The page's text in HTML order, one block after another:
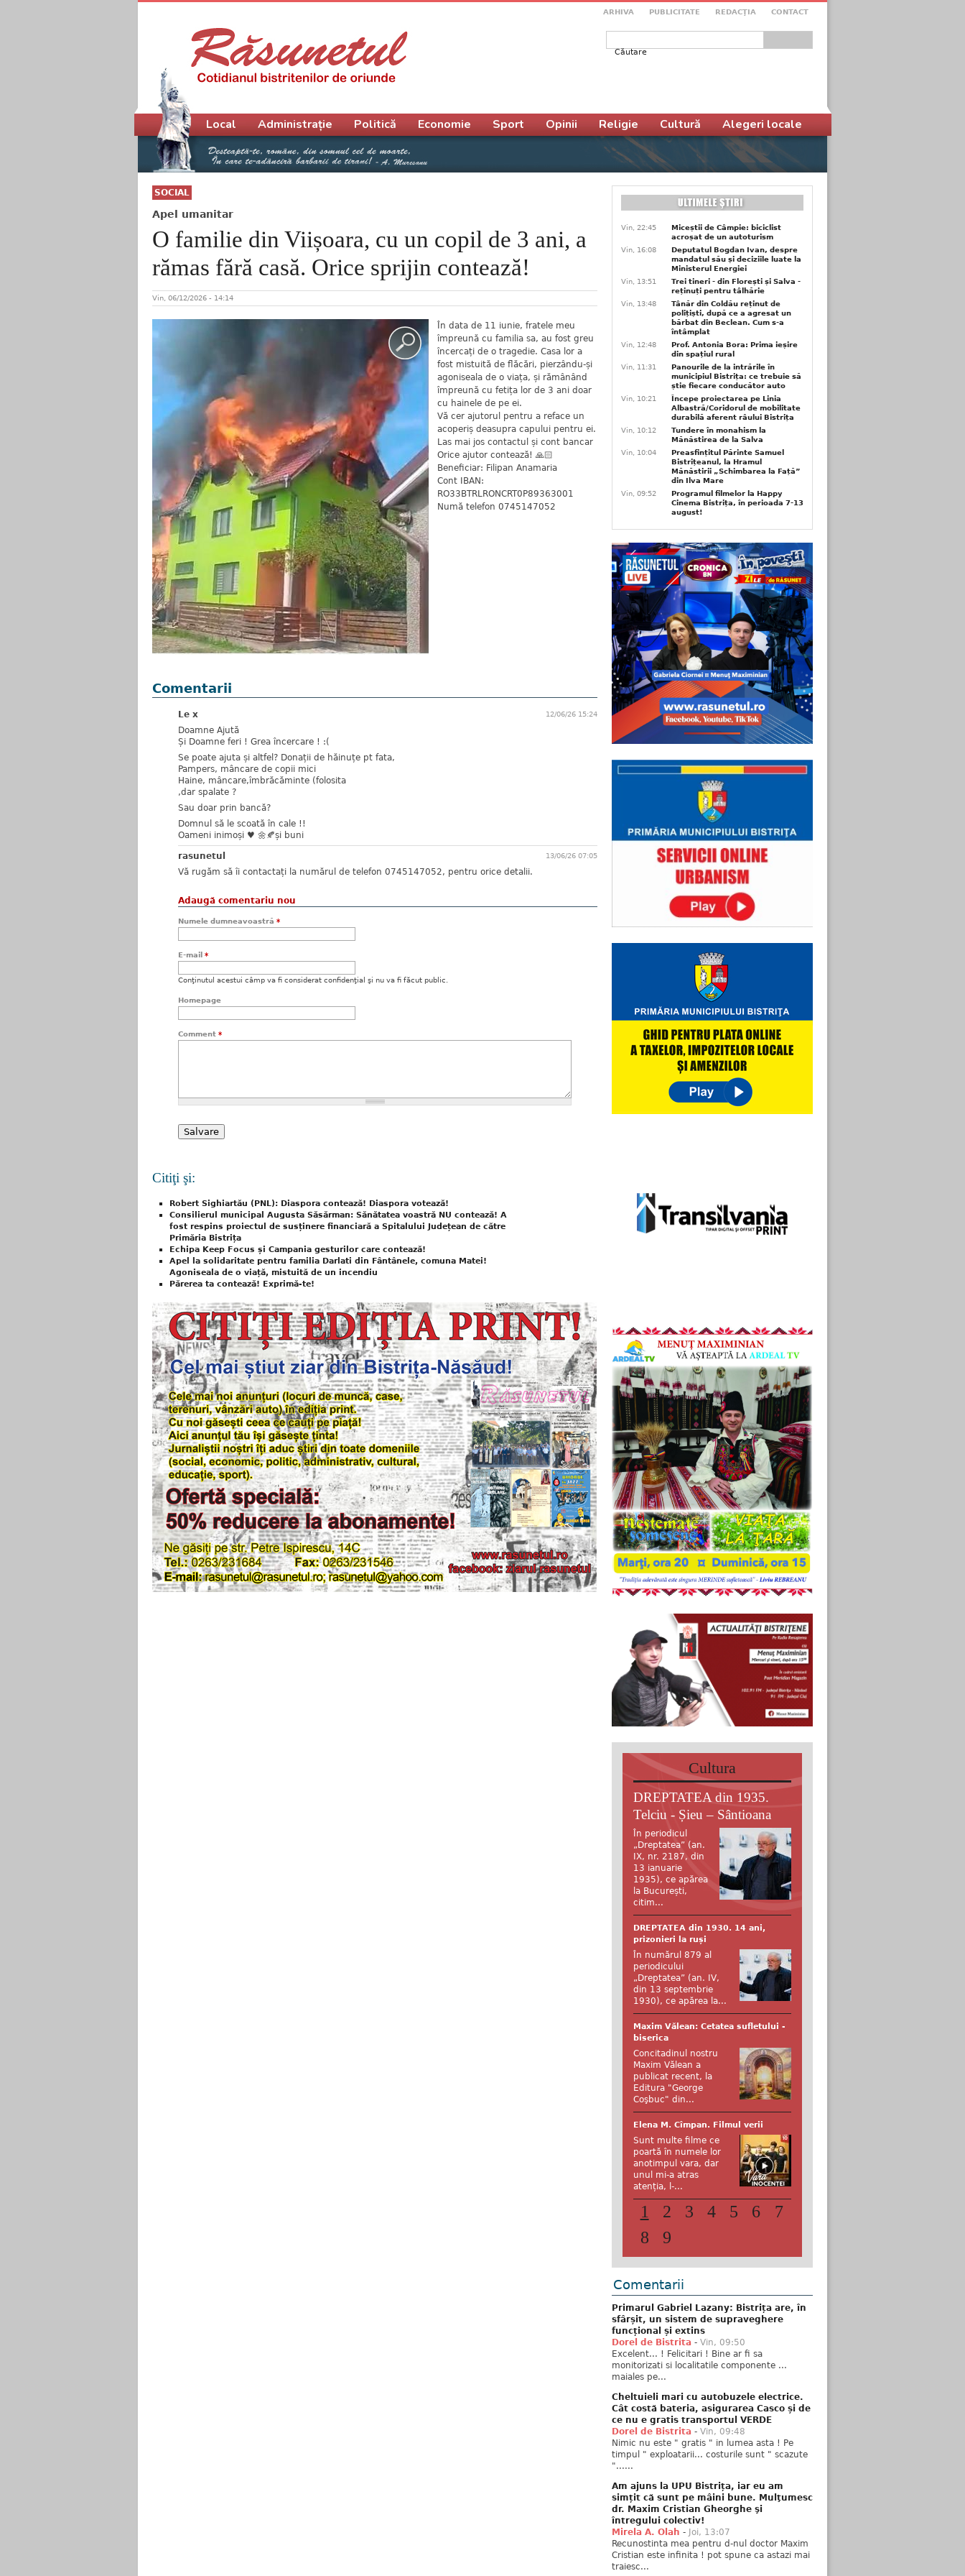
ARHIVA PUBLICITATE REDACŢIA CONTACT
Formular de căutare
SOCIAL
Apel umanitar
O familie din Viișoara, cu un copil de 3 ani, a
rămas fără casă. Orice sprijin contează!
Vin, 06/12/2026 - 14:14
În data de 11 iunie, fratele meu
împreună cu familia sa, au fost greu
încercați de o tragedie. Casa lor a
fost mistuită de flăcări, pierzându-și
agoniseala de o viața, și rămânând
împreună cu fetița lor de 3 ani doar
cu hainele de pe ei.
Vă cer ajutorul pentru a reface un
acoperiș deasupra capului pentru ei.
Las mai jos contactul și cont bancar
Orice ajutor contează! 🙏🏻
Beneficiar: Filipan Anamaria
Cont IBAN:
RO33BTRLRONCRT0P89363001
Numă telefon 0745147052
Comentarii
12/06/26 15:24
Le x
Doamne Ajută
Și Doamne feri ! Grea încercare ! :(
Se poate ajuta și altfel? Donații de hăinuțe pt fata,
Pampers, mâncare de copii mici
Haine, mâncare,îmbrăcăminte (folosita
,dar spalate ?
Sau doar prin bancă?
Domnul să le scoată în cale !!
Oameni inimoși ♥️ 🌼🍂și buni
13/06/26 07:05
rasunetul
Vă rugăm să îi contactați la numărul de telefon 0745147052, pentru orice detalii.
Adaugă comentariu nou
Numele dumneavoastră *
E-mail *
Conţinutul acestui câmp va fi considerat confidenţial şi nu va fi făcut public.
Homepage
Comment *
Citiţi şi:
Robert Sighiartău (PNL): Diaspora contează! Diaspora votează!
Consilierul municipal Augusta Săsărman: Sănătatea voastră NU contează! A
fost respins proiectul de susținere financiară a Spitalului Județean de către
Primăria Bistrița
Echipa Keep Focus și Campania gesturilor care contează!
Apel la solidaritate pentru familia Darlati din Fântânele, comuna Matei!
Agoniseala de o viață, mistuită de un incendiu
Părerea ta contează! Exprimă-te!
Meniu principal
Local Administrație Politică Economie Sport Opinii Religie Cultură Alegeri locale
Vin, 22:45
Miceștii de Câmpie: biciclist
acroșat de un autoturism
Vin, 16:08
Deputatul Bogdan Ivan, despre
mandatul său și deciziile luate la
Ministerul Energiei
Vin, 13:51
Trei tineri - din Florești și Salva -
reținuți pentru tâlhărie
Vin, 13:48
Tânăr din Coldău reținut de
polițiști, după ce a agresat un
bărbat din Beclean. Cum s-a
întâmplat
Vin, 12:48
Prof. Antonia Bora: Prima ieșire
din spațiul rural
Vin, 11:31
Panourile de la intrările în
municipiul Bistrița: ce trebuie să
știe fiecare conducător auto
Vin, 10:21
Începe proiectarea pe Linia
Albastră/Coridorul de mobilitate
durabilă aferent râului Bistrița
Vin, 10:12
Tundere în monahism la
Mănăstirea de la Salva
Vin, 10:04
Preasfințitul Părinte Samuel
Bistrițeanul, la Hramul
Mănăstirii „Schimbarea la Față”
din Ilva Mare
Vin, 09:52
Programul filmelor la Happy
Cinema Bistrița, în perioada 7-13
august!
Cultura
DREPTATEA din 1935.
Telciu - Șieu – Sântioana
În periodicul
„Dreptatea” (an.
IX, nr. 2187, din
13 ianuarie
1935), ce apărea
la București,
citim...
DREPTATEA din 1930. 14 ani,
prizonieri la ruși
În numărul 879 al
periodicului
„Dreptatea” (an. IV,
din 13 septembrie
1930), ce apărea la...
Maxim Vălean: Cetatea sufletului -
biserica
Concitadinul nostru
Maxim Vălean a
publicat recent, la
Editura "George
Coşbuc" din...
Elena M. Cîmpan. Filmul verii
Sunt multe filme ce
poartă în numele lor
anotimpul vara, dar
unul mi-a atras
atenția, l-...
1 2 3 4 5 6
7
8
9
Comentarii
Primarul Gabriel Lazany: Bistrița are, în
sfârșit, un sistem de supraveghere
funcțional și extins
Dorel de Bistrita - Vin, 09:50
Excelent... ! Felicitari ! Bine ar fi sa
monitorizati si localitatile componente ...
maiales pe...
Cheltuieli mari cu autobuzele electrice.
Cât costă bateria, asigurarea Casco și de
ce nu e gratis transportul VERDE
Dorel de Bistrita - Vin, 09:48
Nimic nu este " gratis " in lumea asta ! Pe
timpul " exploatarii... costurile sunt " scazute
"......
Am ajuns la UPU Bistrița, iar eu am
simțit că sunt pe mâini bune. Mulţumesc
dr. Maxim Cristian Gheorghe şi
întregului colectiv!
Mirela A. Olah - Joi, 13:07
Recunostinta mea pentru d-nul doctor Maxim
Cristian este infinita ! pot spune ca astazi mai
traiesc...